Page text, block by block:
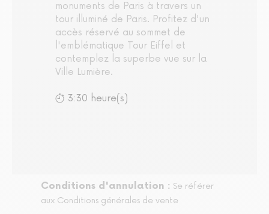
monuments de Paris à travers un
tour illuminé de Paris. Profitez d'un
accès réservé au sommet de
l'emblématique Tour Eiffel et
contemplez la superbe vue sur la
Ville Lumière.
3:30 heure(s)
Conditions d'annulation : Se référer
aux Conditions générales de vente